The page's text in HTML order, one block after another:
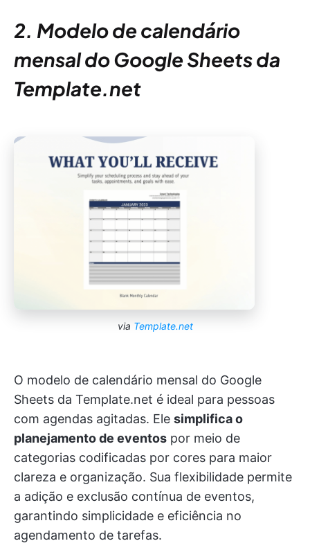
2. Modelo de calendário
mensal do Google Sheets da
Template.net
via Template.net
O modelo de calendário mensal do Google
Sheets da Template.net é ideal para pessoas
com agendas agitadas. Ele simplifica o
planejamento de eventos por meio de
categorias codificadas por cores para maior
clareza e organização. Sua flexibilidade permite
a adição e exclusão contínua de eventos,
garantindo simplicidade e eficiência no
agendamento de tarefas.